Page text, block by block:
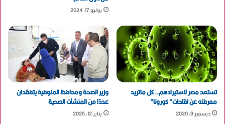
يوليو 17, 2024
تستعد مصر لاستيرادهم.. كل ماتريد
معرفته عن لقاحات” كورونا”
ديسمبر 9, 2020
وزير الصحة ومحافظ المنوفية يتفقدان
عددًا من المنشآت الصحية
يناير 12, 2025